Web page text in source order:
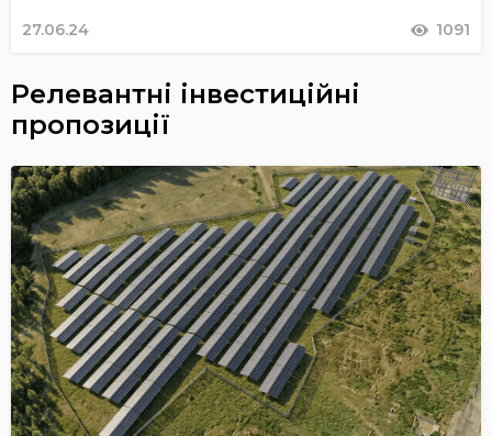
27.06.24 1091
Релевантні інвестиційні
пропозиції